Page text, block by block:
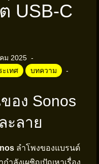
USB-C
ม 2025
ะเทศ
บทความ
อง Sonos
ะลาย
ลำโพงของแบรนด์
ำลังเผชิญปัญหาเรื่อง